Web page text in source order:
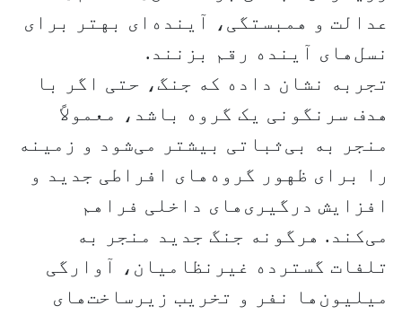
عدالت و همبستگی، آینده‌ای بهتر برای
نسل‌های آینده رقم بزنند.
تجربه نشان داده که جنگ، حتی اگر با
هدف سرنگونی یک گروه باشد، معمولاً
منجر به بی‌ثباتی بیشتر می‌شود و زمینه
را برای ظهور گروه‌های افراطی جدید و
افزایش درگیری‌های داخلی فراهم
می‌کند. هرگونه جنگ جدید منجر به
تلفات گسترده غیرنظامیان، آوارگی
میلیون‌ها نفر و تخریب زیرساخت‌های